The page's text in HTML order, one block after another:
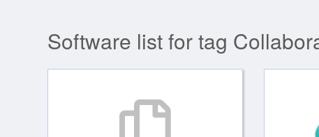
Software list for tag